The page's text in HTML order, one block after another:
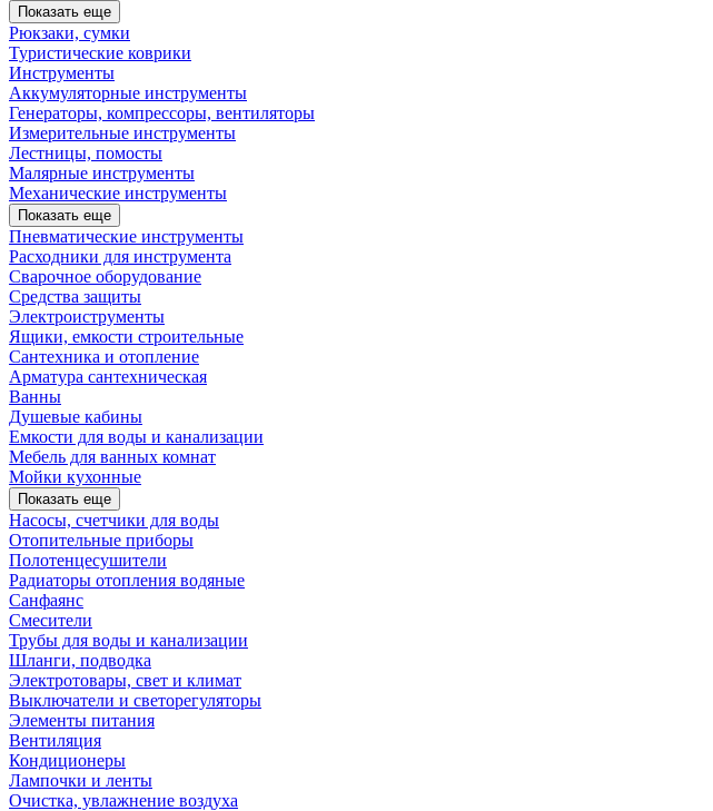
Показать еще
Рюкзаки, сумки
Туристические коврики
Инструменты
Аккумуляторные инструменты
Генераторы, компрессоры, вентиляторы
Измерительные инструменты
Лестницы, помосты
Малярные инструменты
Механические инструменты
Показать еще
Пневматические инструменты
Расходники для инструмента
Сварочное оборудование
Средства защиты
Электроиструменты
Ящики, емкости строительные
Сантехника и отопление
Арматура сантехническая
Ванны
Душевые кабины
Емкости для воды и канализации
Мебель для ванных комнат
Мойки кухонные
Показать еще
Насосы, счетчики для воды
Отопительные приборы
Полотенцесушители
Радиаторы отопления водяные
Санфаянс
Смесители
Трубы для воды и канализации
Шланги, подводка
Электротовары, свет и климат
Выключатели и светорегуляторы
Элементы питания
Вентиляция
Кондиционеры
Лампочки и ленты
Очистка, увлажнение воздуха